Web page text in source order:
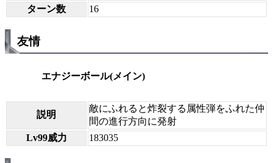
ターン数
16
友情
エナジーボール(メイン)
説明
敵にふれると炸裂する属性弾をふれた仲
間の進行方向に発射
Lv99威力
183035